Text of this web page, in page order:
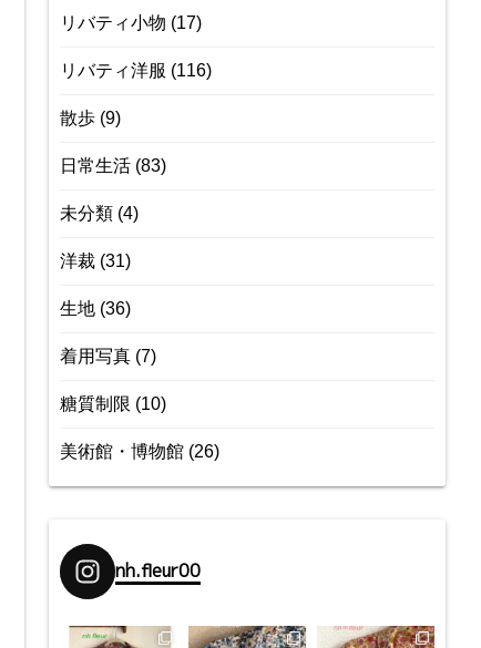
リバティ小物 (17)
リバティ洋服 (116)
散歩 (9)
日常生活 (83)
未分類 (4)
洋裁 (31)
生地 (36)
着用写真 (7)
糖質制限 (10)
美術館・博物館 (26)
nh.fleur00